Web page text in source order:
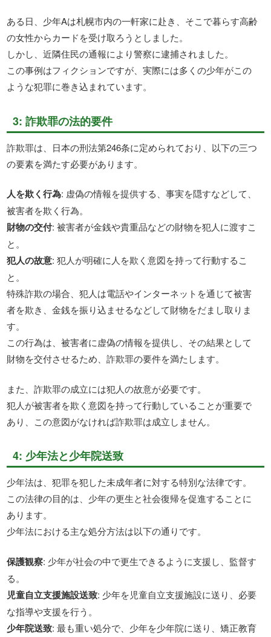
ある日、少年Aは札幌市内の一軒家に赴き、そこで暮らす高齢
の女性からカードを受け取ろうとしました。
しかし、近隣住民の通報により警察に逮捕されました。
この事例はフィクションですが、実際には多くの少年がこの
ような犯罪に巻き込まれています。
3: 詐欺罪の法的要件
詐欺罪は、日本の刑法第246条に定められており、以下の三つ
の要素を満たす必要があります。
人を欺く行為: 虚偽の情報を提供する、事実を隠すなどして、
被害者を欺く行為。
財物の交付: 被害者が金銭や貴重品などの財物を犯人に渡すこ
と。
犯人の故意: 犯人が明確に人を欺く意図を持って行動するこ
と。
特殊詐欺の場合、犯人は電話やインターネットを通じて被害
者を欺き、金銭を振り込ませるなどして財物をだまし取りま
す。
この行為は、被害者に虚偽の情報を提供し、その結果として
財物を交付させるため、詐欺罪の要件を満たします。
また、詐欺罪の成立には犯人の故意が必要です。
犯人が被害者を欺く意図を持って行動していることが重要で
あり、この意図がなければ詐欺罪は成立しません。
4: 少年法と少年院送致
少年法は、犯罪を犯した未成年者に対する特別な法律です。
この法律の目的は、少年の更生と社会復帰を促進することに
あります。
少年法における主な処分方法は以下の通りです。
保護観察: 少年が社会の中で更生できるように支援し、監督す
る。
児童自立支援施設送致: 少年を児童自立支援施設に送り、必要
な指導や支援を行う。
少年院送致: 最も重い処分で、少年を少年院に送り、矯正教育